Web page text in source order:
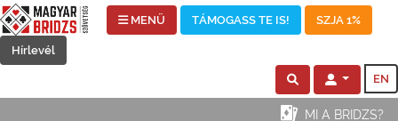
MENÜ TÁMOGASS TE IS! SZJA 1%
Hírlevél
EN
MI A BRIDZS?